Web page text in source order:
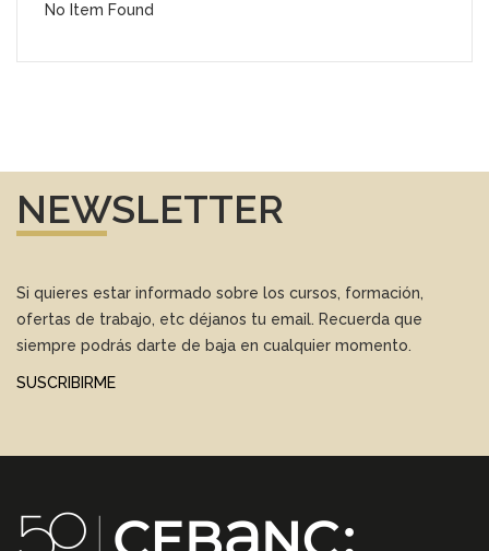
No Item Found
NEWSLETTER
Si quieres estar informado sobre los cursos, formación,
ofertas de trabajo, etc déjanos tu email. Recuerda que
siempre podrás darte de baja en cualquier momento.
SUSCRIBIRME